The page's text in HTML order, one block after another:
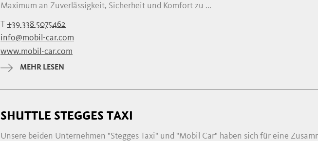
Maximum an Zuverlässigkeit, Sicherheit und Komfort zu ...
T +39 338 5075462
info@mobil-car.com
www.mobil-car.com
MEHR LESEN
SHUTTLE STEGGES TAXI
Unsere beiden Unternehmen "Stegges Taxi" und "Mobil Car" haben sich für eine